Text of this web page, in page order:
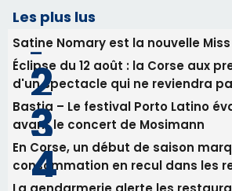
31/07/2026 08:24
Tennis - Début ce week-end du
RCPV
31/07/2026 08:22
82ème anniversaire de la
Commandant Antoine de Saint